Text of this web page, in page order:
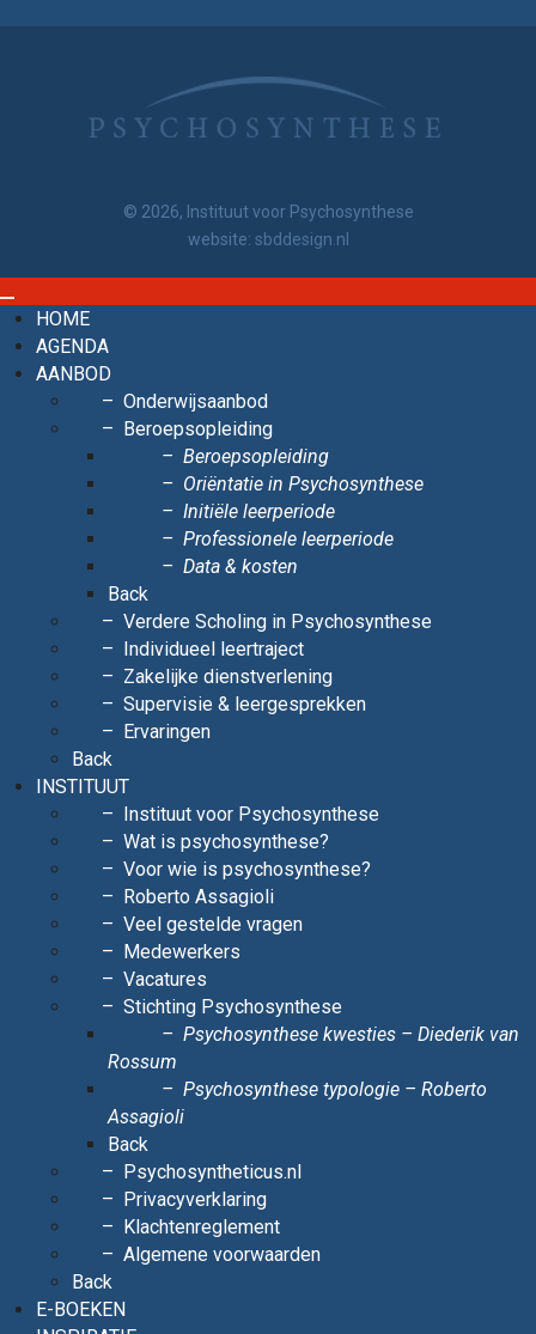
© 2026, Instituut voor Psychosynthese
website: sbddesign.nl
HOME
AGENDA
AANBOD
Onderwijsaanbod
Beroepsopleiding
Beroepsopleiding
Oriëntatie in Psychosynthese
Initiële leerperiode
Professionele leerperiode
Data & kosten
Back
Verdere Scholing in Psychosynthese
Individueel leertraject
Zakelijke dienstverlening
Supervisie & leergesprekken
Ervaringen
Back
INSTITUUT
Instituut voor Psychosynthese
Wat is psychosynthese?
Voor wie is psychosynthese?
Roberto Assagioli
Veel gestelde vragen
Medewerkers
Vacatures
Stichting Psychosynthese
Psychosynthese kwesties – Diederik van
Rossum
Psychosynthese typologie – Roberto
Assagioli
Back
Psychosyntheticus.nl
Privacyverklaring
Klachtenreglement
Algemene voorwaarden
Back
E-BOEKEN